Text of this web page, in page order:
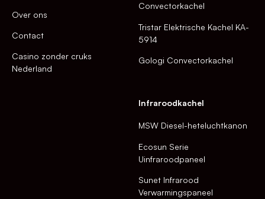
Over ons
Contact
Casino zonder cruks
Nederland
Convectorkachel
Tristar Elektrische Kachel KA-
5914
Gologi Convectorkachel
Infraroodkachel
MSW Diesel-heteluchtkanon
Ecosun Serie
Uinfraroodpaneel
Sunet Infrarood
Verwarmingspaneel